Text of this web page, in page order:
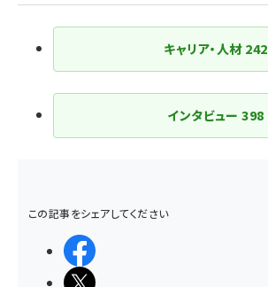
キャリア・人材 242
インタビュー398
この記事をシェアしてください